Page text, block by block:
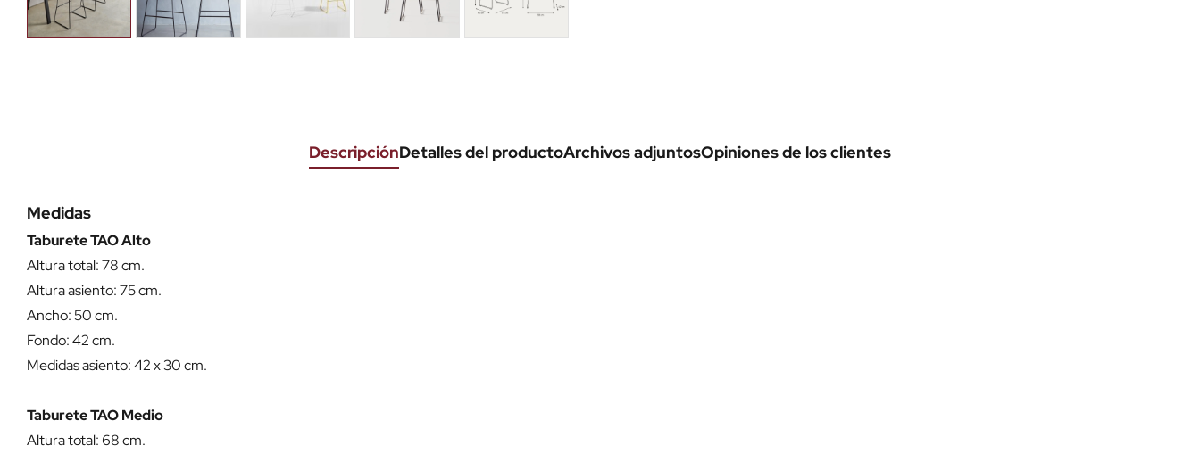
DescripciónDetalles del productoArchivos adjuntosOpiniones de los clientes
Medidas
Taburete TAO Alto
Altura total: 78 cm.
Altura asiento: 75 cm.
Ancho: 50 cm.
Fondo: 42 cm.
Medidas asiento: 42 x 30 cm.
Taburete TAO Medio
Altura total: 68 cm.